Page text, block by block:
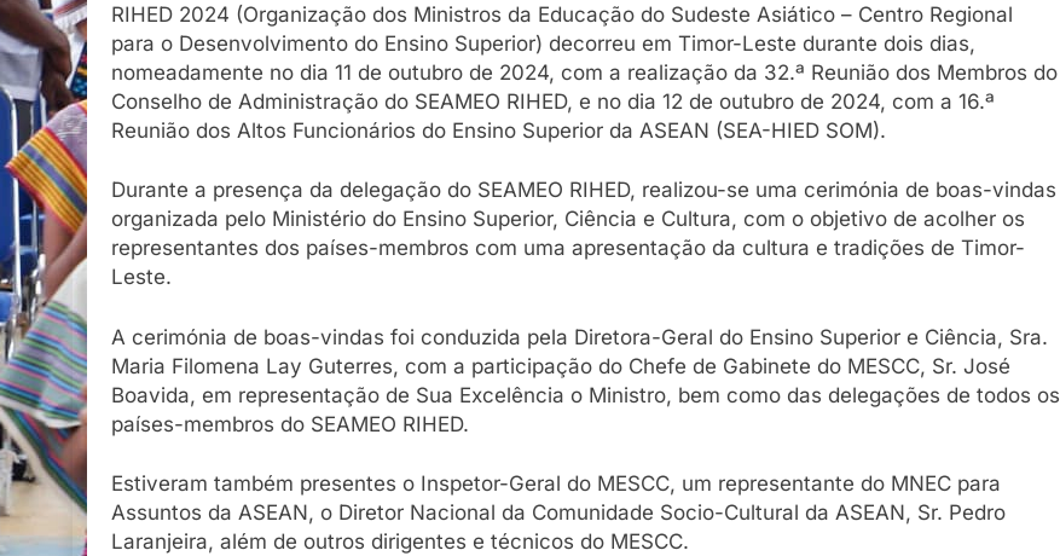
RIHED 2024 (Organização dos Ministros da Educação do Sudeste Asiático – Centro Regional
para o Desenvolvimento do Ensino Superior) decorreu em Timor-Leste durante dois dias,
nomeadamente no dia 11 de outubro de 2024, com a realização da 32.ª Reunião dos Membros do
Conselho de Administração do SEAMEO RIHED, e no dia 12 de outubro de 2024, com a 16.ª
Reunião dos Altos Funcionários do Ensino Superior da ASEAN (SEA-HIED SOM).
Durante a presença da delegação do SEAMEO RIHED, realizou-se uma cerimónia de boas-vindas
organizada pelo Ministério do Ensino Superior, Ciência e Cultura, com o objetivo de acolher os
representantes dos países-membros com uma apresentação da cultura e tradições de Timor-
Leste.
A cerimónia de boas-vindas foi conduzida pela Diretora-Geral do Ensino Superior e Ciência, Sra.
Maria Filomena Lay Guterres, com a participação do Chefe de Gabinete do MESCC, Sr. José
Boavida, em representação de Sua Excelência o Ministro, bem como das delegações de todos os
países-membros do SEAMEO RIHED.
Estiveram também presentes o Inspetor-Geral do MESCC, um representante do MNEC para
Assuntos da ASEAN, o Diretor Nacional da Comunidade Socio-Cultural da ASEAN, Sr. Pedro
Laranjeira, além de outros dirigentes e técnicos do MESCC.